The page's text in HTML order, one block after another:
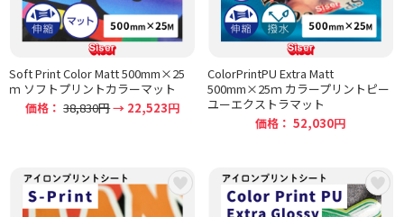
Soft Print Color Matt 500mm×25
ｍ ソフトプリントカラーマット
価格：38,830円→ 22,523円
ColorPrintPU Extra Matt
500mm×25ｍ カラープリントピー
ユーエクストラマット
価格： 52,030円